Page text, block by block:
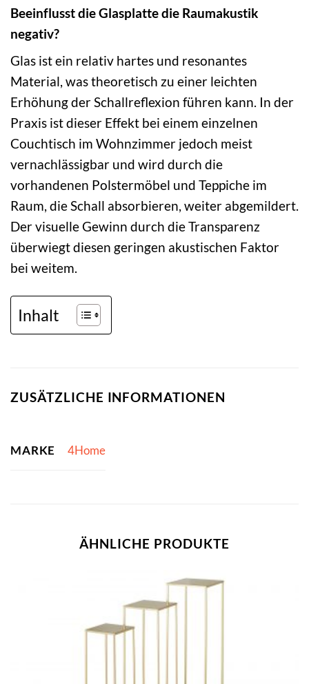
Beeinflusst die Glasplatte die Raumakustik
negativ?
Glas ist ein relativ hartes und resonantes
Material, was theoretisch zu einer leichten
Erhöhung der Schallreflexion führen kann. In der
Praxis ist dieser Effekt bei einem einzelnen
Couchtisch im Wohnzimmer jedoch meist
vernachlässigbar und wird durch die
vorhandenen Polstermöbel und Teppiche im
Raum, die Schall absorbieren, weiter abgemildert.
Der visuelle Gewinn durch die Transparenz
überwiegt diesen geringen akustischen Faktor
bei weitem.
Inhalt
ZUSÄTZLICHE INFORMATIONEN
MARKE 4Home
ÄHNLICHE PRODUKTE